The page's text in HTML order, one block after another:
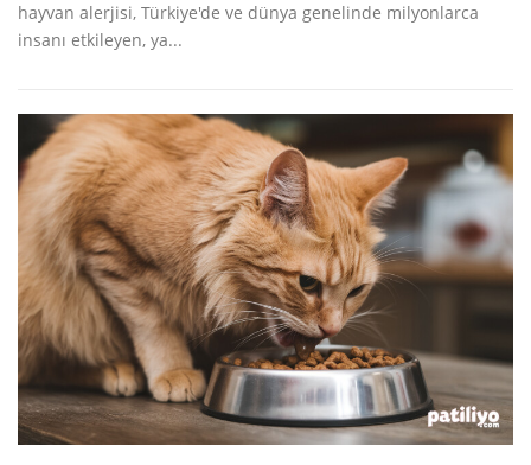
hayvan alerjisi, Türkiye'de ve dünya genelinde milyonlarca
insanı etkileyen, ya...